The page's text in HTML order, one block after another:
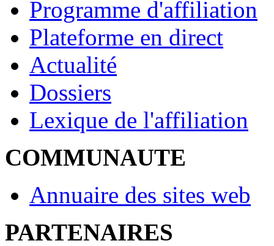
Programme d'affiliation
Plateforme en direct
Actualité
Dossiers
Lexique de l'affiliation
COMMUNAUTE
Annuaire des sites web
PARTENAIRES